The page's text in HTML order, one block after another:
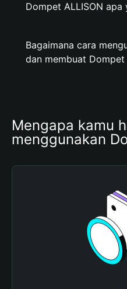
Dompet ALLISON apa
Bagaimana cara
dan membuat Dompet
Mengapa kamu
menggunakan